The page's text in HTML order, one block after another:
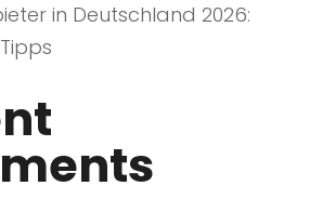
in Deutschland 2026: